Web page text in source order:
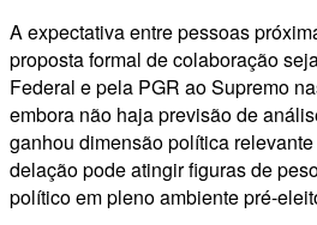
A expectativa entre pessoas
proposta formal de colaboração
Federal e pela PGR ao Supremo
embora não haja previsão de
ganhou dimensão política
delação pode atingir figuras de
político em pleno ambiente pré-